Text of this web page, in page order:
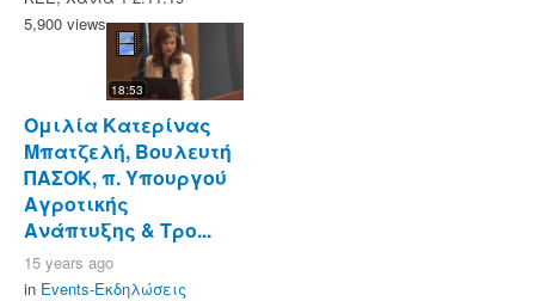
5,900 views
18:53
Ομιλία Κατερίνας
Μπατζελή, Βουλευτή
ΠΑΣΟΚ, π. Υπουργού
Αγροτικής
Ανάπτυξης & Τρο...
15 years ago
in Events-Εκδηλώσεις